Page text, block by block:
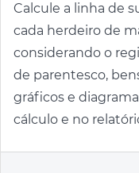
Calcule a linha de
cada herdeiro de
considerando o
de parentesco,
gráficos e
cálculo e no